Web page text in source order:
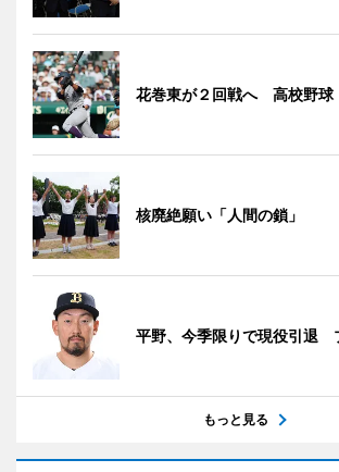
花巻東が２回戦へ 高校野球
核廃絶願い「人間の鎖」
平野、今季限りで現役引退
もっと見る